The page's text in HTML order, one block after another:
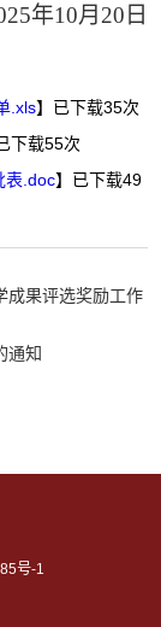
年10月 20 日
.xls】已下载35次
下载55次
表.doc】已下载49
成果评选奖励工作
通知
号-1